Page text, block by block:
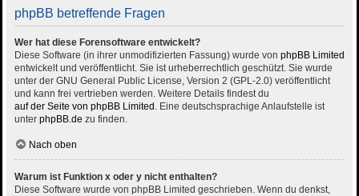
phpBB betreffende Fragen
Wer hat diese Forensoftware entwickelt?
Diese Software (in ihrer unmodifizierten Fassung) wurde von phpBB Limited
entwickelt und veröffentlicht. Sie ist urheberrechtlich geschützt. Sie wurde
unter der GNU General Public License, Version 2 (GPL-2.0) veröffentlicht
und kann frei vertrieben werden. Weitere Details findest du
auf der Seite von phpBB Limited . Eine deutschsprachige Anlaufstelle ist
unter phpBB.de zu finden.
Nach oben
Warum ist Funktion x oder y nicht enthalten?
Diese Software wurde von phpBB Limited geschrieben. Wenn du denkst,